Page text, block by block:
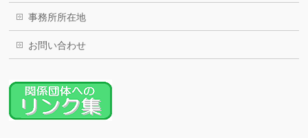
事務所所在地
お問い合わせ